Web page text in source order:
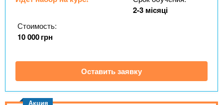
n
s
.
е
За рубежом
2-3 місяці
Стоимость:
10 000грн
Оставить заявку